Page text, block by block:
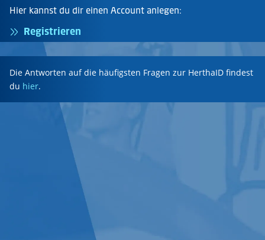
Hier kannst du dir einen Account anlegen:
Registrieren
Die Antworten auf die häufigsten Fragen zur HerthaID findest
du hier.